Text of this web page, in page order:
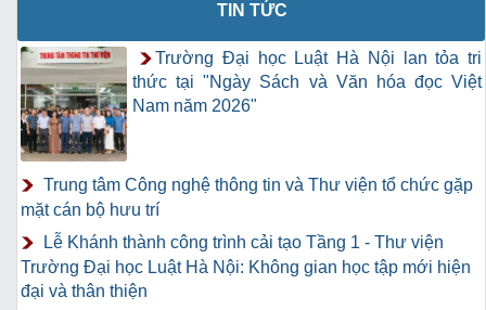
TIN TỨC
Trường Đại học Luật Hà Nội lan tỏa tri
thức tại "Ngày Sách và Văn hóa đọc Việt
Nam năm 2026"
Trung tâm Công nghệ thông tin và Thư viện tổ chức gặp
mặt cán bộ hưu trí
Lễ Khánh thành công trình cải tạo Tầng 1 - Thư viện
Trường Đại học Luật Hà Nội: Không gian học tập mới hiện
đại và thân thiện